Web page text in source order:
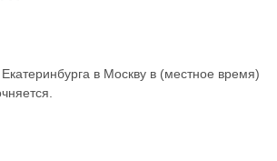
в Москву в (местное время)